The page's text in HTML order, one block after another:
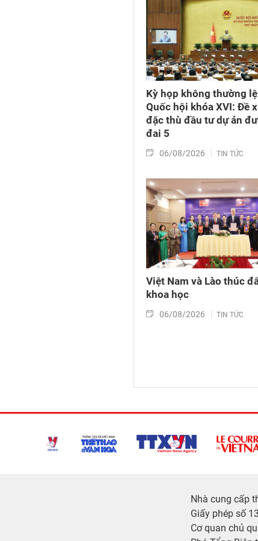
Kỳ họp không thường
Quốc hội khóa XVI: Đề
đặc thù đầu tư dự án
đai 5
06/08/2026 TIN TỨC
Việt Nam và Lào thúc
khoa học
06/08/2026 TIN TỨC
Nhà cung cấp
Giấy phép số
Cơ quan chủ